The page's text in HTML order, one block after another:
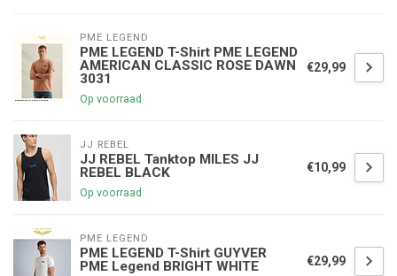
PME LEGEND
PME LEGEND T-Shirt PME LEGEND
AMERICAN CLASSIC ROSE DAWN
3031
Op voorraad
€29,99
JJ REBEL
JJ REBEL Tanktop MILES JJ
REBEL BLACK
Op voorraad
€10,99
PME LEGEND
PME LEGEND T-Shirt GUYVER
PME Legend BRIGHT WHITE
€29,99